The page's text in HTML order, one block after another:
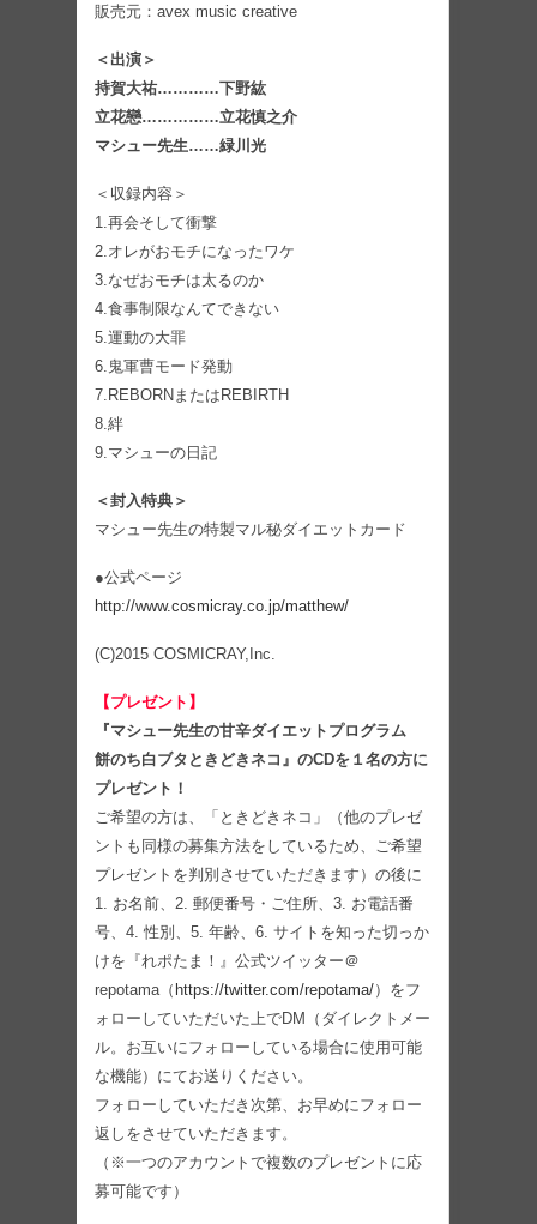
販売元：avex music creative
＜出演＞
持賀大祐…………下野紘
立花戀……………立花慎之介
マシュー先生……緑川光
＜収録内容＞
1.再会そして衝撃
2.オレがおモチになったワケ
3.なぜおモチは太るのか
4.食事制限なんてできない
5.運動の大罪
6.鬼軍曹モード発動
7.REBORNまたはREBIRTH
8.絆
9.マシューの日記
＜封入特典＞
マシュー先生の特製マル秘ダイエットカード
●公式ページ
http://www.cosmicray.co.jp/matthew/
(C)2015 COSMICRAY,Inc.
【プレゼント】
『マシュー先生の甘辛ダイエットプログラム
餅のち白ブタときどきネコ』のCDを１名の方に
プレゼント！
ご希望の方は、「ときどきネコ」（他のプレゼ
ントも同様の募集方法をしているため、ご希望
プレゼントを判別させていただきます）の後に
1. お名前、2. 郵便番号・ご住所、3. お電話番
号、4. 性別、5. 年齢、6. サイトを知った切っか
けを『れポたま！』公式ツイッター＠
repotama（ https://twitter.com/repotama/）をフ
ォローしていただいた上でDM（ダイレクトメー
ル。お互いにフォローしている場合に使用可能
な機能）にてお送りください。
フォローしていただき次第、お早めにフォロー
返しをさせていただきます。
（※一つのアカウントで複数のプレゼントに応
募可能です）